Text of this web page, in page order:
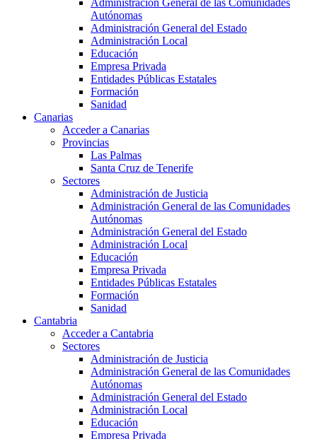
Administración General de las Comunidades
Autónomas
Administración General del Estado
Administración Local
Educación
Empresa Privada
Entidades Públicas Estatales
Formación
Sanidad
Canarias
Acceder a Canarias
Provincias
Las Palmas
Santa Cruz de Tenerife
Sectores
Administración de Justicia
Administración General de las Comunidades
Autónomas
Administración General del Estado
Administración Local
Educación
Empresa Privada
Entidades Públicas Estatales
Formación
Sanidad
Cantabria
Acceder a Cantabria
Sectores
Administración de Justicia
Administración General de las Comunidades
Autónomas
Administración General del Estado
Administración Local
Educación
Empresa Privada